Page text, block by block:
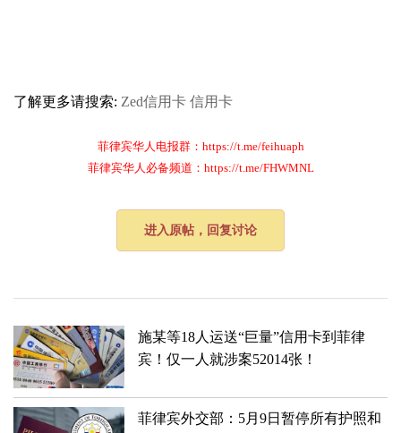
了解更多请搜索: Zed信用卡 信用卡
菲律宾华人电报群：https://t.me/feihuaph
菲律宾华人必备频道：https://t.me/FHWMNL
进入原帖，回复讨论
施某等18人运送“巨量”信用卡到菲律
宾！仅一人就涉案52014张！
菲律宾外交部：5月9日暂停所有护照和